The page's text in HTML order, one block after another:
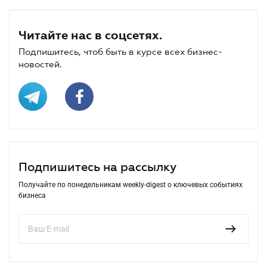
Читайте нас в соцсетях.
Подпишитесь, чтоб быть в курсе всех бизнес-
новостей.
Подпишитесь на рассылку
Получайте по понедельникам weekly-digest о ключевых событиях
бизнеса